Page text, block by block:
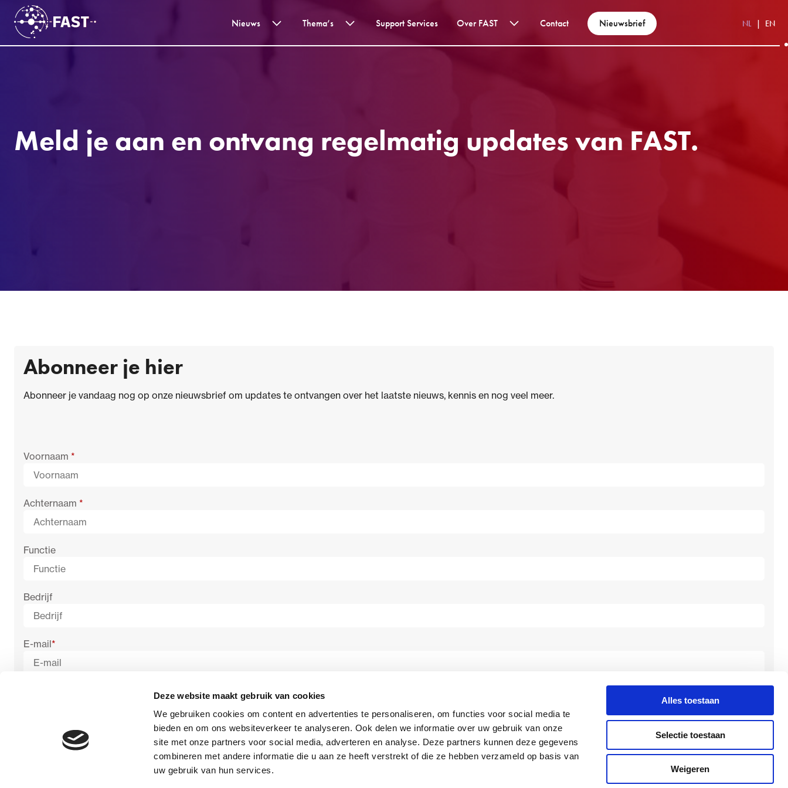
Deze website maakt gebruik van cookies
We gebruiken cookies om content en advertenties te personaliseren, om functies voor social media te
bieden en om ons websiteverkeer te analyseren. Ook delen we informatie over uw gebruik van onze
site met onze partners voor social media, adverteren en analyse. Deze partners kunnen deze gegevens
combineren met andere informatie die u aan ze heeft verstrekt of die ze hebben verzameld op basis van
uw gebruik van hun services.
Alles toestaan
Selectie toestaan
Weigeren
Nieuws Thema’s Support Services Over FAST Contact Nieuwsbrief NL EN
Meld je aan en ontvang regelmatig updates van FAST.
Abonneer je hier
Abonneer je vandaag nog op onze nieuwsbrief om updates te ontvangen over het laatste nieuws, kennis en nog veel meer.
Voornaam *
Achternaam *
Functie
Bedrijf
E-mail*